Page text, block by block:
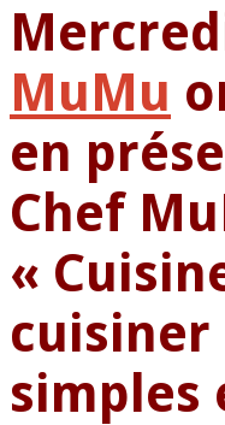
MuMu
en
Chef
«
cuisiner
simples